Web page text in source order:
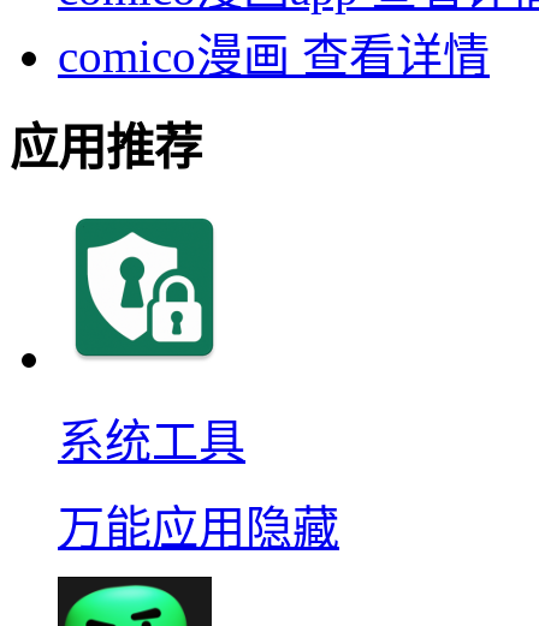
comico漫画 查看详情
应用推荐
系统工具
万能应用隐藏